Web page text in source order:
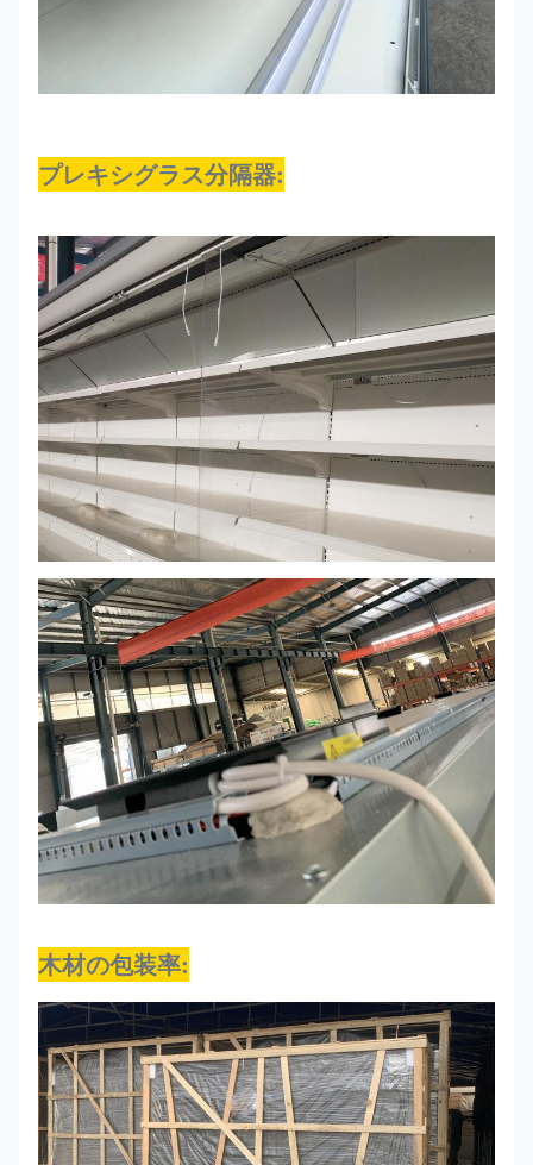
プレキシグラス分隔器:
木材の包装率: